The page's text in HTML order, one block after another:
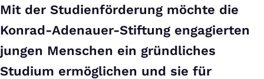
Mit der Studienförderung möchte die
Konrad-Adenauer-Stiftung engagierten
jungen Menschen ein gründliches
Studium ermöglichen und sie für